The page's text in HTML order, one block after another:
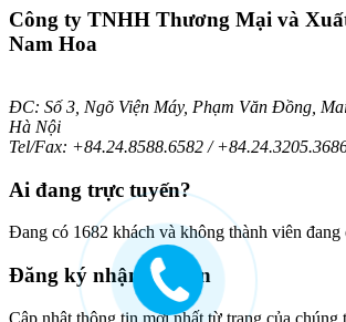
Công ty TNHH Thương Mại và
Nam Hoa
ĐC: Số 3, Ngõ Viện Máy, Phạm Văn Đồng,
Hà Nội
Tel/Fax: +84.24.8588.6582 /
Ai đang trực tuyến?
Đang có 1682 khách và không thành viên đang
Đăng ký nhận bản tin
Cập nhật thông tin mới nhất từ trang của chúng